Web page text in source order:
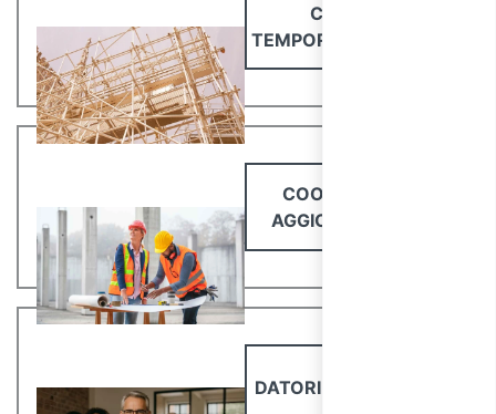
CANTIERI
TEMPORANEI E MOBILI
COORDINATORI
AGGIORNAMENTO
DATORI DI LAVORO DL